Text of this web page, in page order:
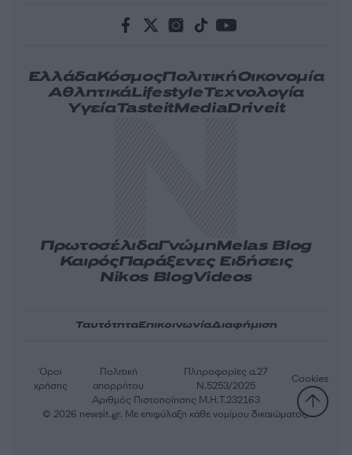
ΕλλάδαΚόσμοςΠολιτικήΟικονομία
ΑθλητικάLifestyleΤεχνολογία
ΥγείαTasteitMediaDriveit
ΠρωτοσέλιδαΓνώμηMelas Blog
ΚαιρόςΠαράξενες Ειδήσεις
Nikos BlogVideos
ΤαυτότηταΕπικοινωνίαΔιαφήμιση
Αριθμός Πιστοποίησης Μ.Η.Τ.232163
Όροι
χρήσης
Πολιτική
απορρήτου
Πληροφορίες α.27
Ν.5253/2025
Cookies
© 2026 newsit.gr. Με επιφύλαξη κάθε νομίμου δικαιώματος.